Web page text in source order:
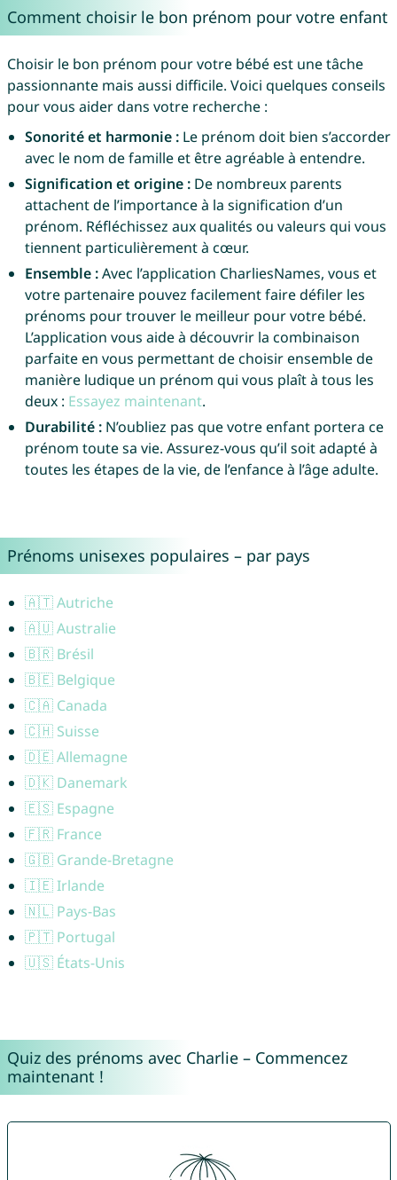
Comment choisir le bon prénom pour votre enfant
Choisir le bon prénom pour votre bébé est une tâche
passionnante mais aussi difficile. Voici quelques conseils
pour vous aider dans votre recherche :
Sonorité et harmonie :Le prénom doit bien s’accorder
avec le nom de famille et être agréable à entendre.
Signification et origine :De nombreux parents
attachent de l’importance à la signification d’un
prénom. Réfléchissez aux qualités ou valeurs qui vous
tiennent particulièrement à cœur.
Ensemble :Avec l’application CharliesNames, vous et
votre partenaire pouvez facilement faire défiler les
prénoms pour trouver le meilleur pour votre bébé.
L’application vous aide à découvrir la combinaison
parfaite en vous permettant de choisir ensemble de
manière ludique un prénom qui vous plaît à tous les
deux : Essayez maintenant.
Durabilité :N’oubliez pas que votre enfant portera ce
prénom toute sa vie. Assurez-vous qu’il soit adapté à
toutes les étapes de la vie, de l’enfance à l’âge adulte.
Prénoms unisexes populaires – par pays
🇦🇹 Autriche
🇦🇺 Australie
🇧🇷 Brésil
🇧🇪 Belgique
🇨🇦 Canada
🇨🇭 Suisse
🇩🇪 Allemagne
🇩🇰 Danemark
🇪🇸 Espagne
🇫🇷 France
🇬🇧 Grande-Bretagne
🇮🇪 Irlande
🇳🇱 Pays-Bas
🇵🇹 Portugal
🇺🇸 États-Unis
Quiz des prénoms avec Charlie – Commencez
maintenant !